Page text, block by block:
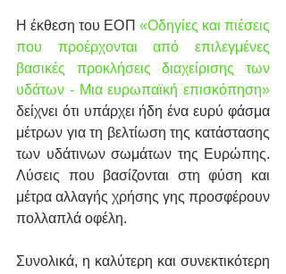
Η έκθεση του ΕΟΠ «Οδηγίες και πιέσεις
που προέρχονται από επιλεγμένες
βασικές προκλήσεις διαχείρισης των
υδάτων - Μια ευρωπαϊκή επισκόπηση»
δείχνει ότι υπάρχει ήδη ένα ευρύ φάσμα
μέτρων για τη βελτίωση της κατάστασης
των υδάτινων σωμάτων της Ευρώπης.
Λύσεις που βασίζονται στη φύση και
μέτρα αλλαγής χρήσης γης προσφέρουν
πολλαπλά οφέλη.
Συνολικά, η καλύτερη και συνεκτικότερη